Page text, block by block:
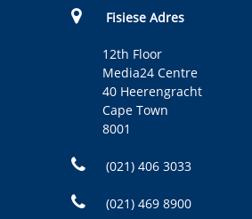
Fisiese Adres
12th Floor
Media24 Centre
40 Heerengracht
Cape Town
8001
(021) 406 3033
(021) 469 8900